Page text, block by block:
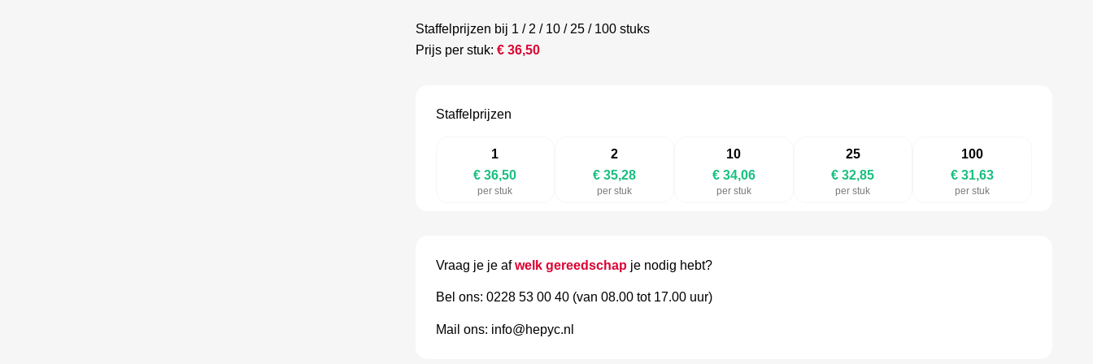
Staffelprijzen bij 1 / 2 / 10 / 25 / 100 stuks
Prijs per stuk: € 36,50
Staffelprijzen
1
€ 36,50
per stuk
2
€ 35,28
per stuk
10
€ 34,06
per stuk
25
€ 32,85
per stuk
100
€ 31,63
per stuk
Vraag je je afwelk gereedschapje nodig hebt?
Bel ons: 0228 53 00 40 (van 08.00 tot 17.00 uur)
Mail ons: info@hepyc.nl